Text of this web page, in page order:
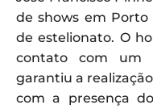
de shows em
de estelionato. O
contato com um
garantiu a
com a presença